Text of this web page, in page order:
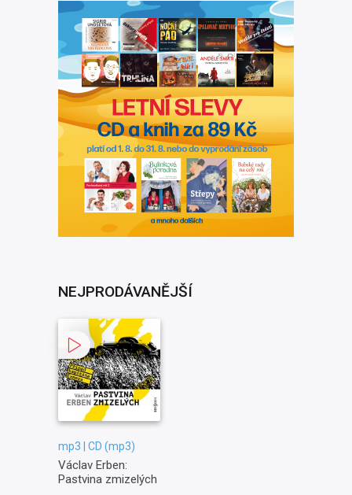
NEJPRODÁVANĚJŠÍ
mp3 | CD (mp3)
Václav Erben:
Pastvina zmizelých